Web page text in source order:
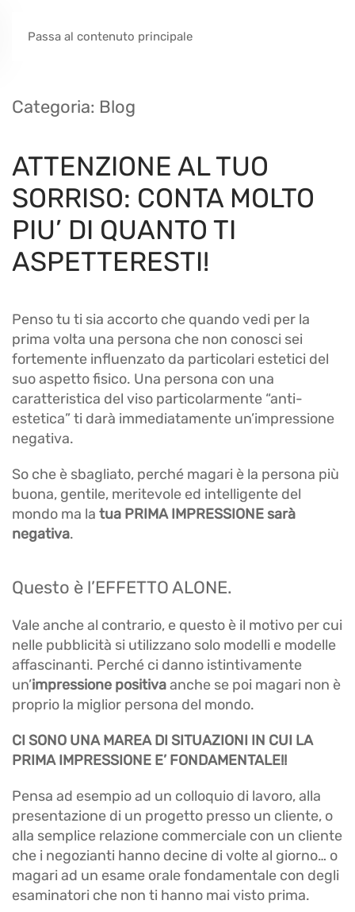
Passa al contenuto principale
Categoria: Blog
ATTENZIONE AL TUO
SORRISO: CONTA MOLTO
PIU’ DI QUANTO TI
ASPETTERESTI!
Penso tu ti sia accorto che quando vedi per la
prima volta una persona che non conosci sei
fortemente influenzato da particolari estetici del
suo aspetto fisico. Una persona con una
caratteristica del viso particolarmente “anti-
estetica” ti darà immediatamente un’impressione
negativa.
So che è sbagliato, perché magari è la persona più
buona, gentile, meritevole ed intelligente del
mondo ma la tua PRIMA IMPRESSIONE sarà
negativa.
Questo è l’EFFETTO ALONE.
Vale anche al contrario, e questo è il motivo per cui
nelle pubblicità si utilizzano solo modelli e modelle
affascinanti. Perché ci danno istintivamente
un’impressione positivaanche se poi magari non è
proprio la miglior persona del mondo.
CI SONO UNA MAREA DI SITUAZIONI IN CUI LA
PRIMA IMPRESSIONE E’ FONDAMENTALE!!
Pensa ad esempio ad un colloquio di lavoro, alla
presentazione di un progetto presso un cliente, o
alla semplice relazione commerciale con un cliente
che i negozianti hanno decine di volte al giorno… o
magari ad un esame orale fondamentale con degli
esaminatori che non ti hanno mai visto prima.